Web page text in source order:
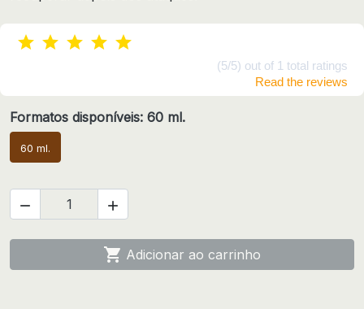
(5/5) out of 1 total ratings
Read the reviews
Formatos disponíveis: 60 ml.
60 ml.
 
 Adicionar ao carrinho